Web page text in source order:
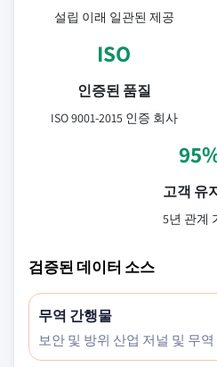
설립 이래 일관된 제공
ISO
인증된 품질
ISO 9001-2015 인증 회사
고객 유
5년 관계
검증된 데이터 소스
무역 간행물
보안 및 방위 산업 저널 및 무